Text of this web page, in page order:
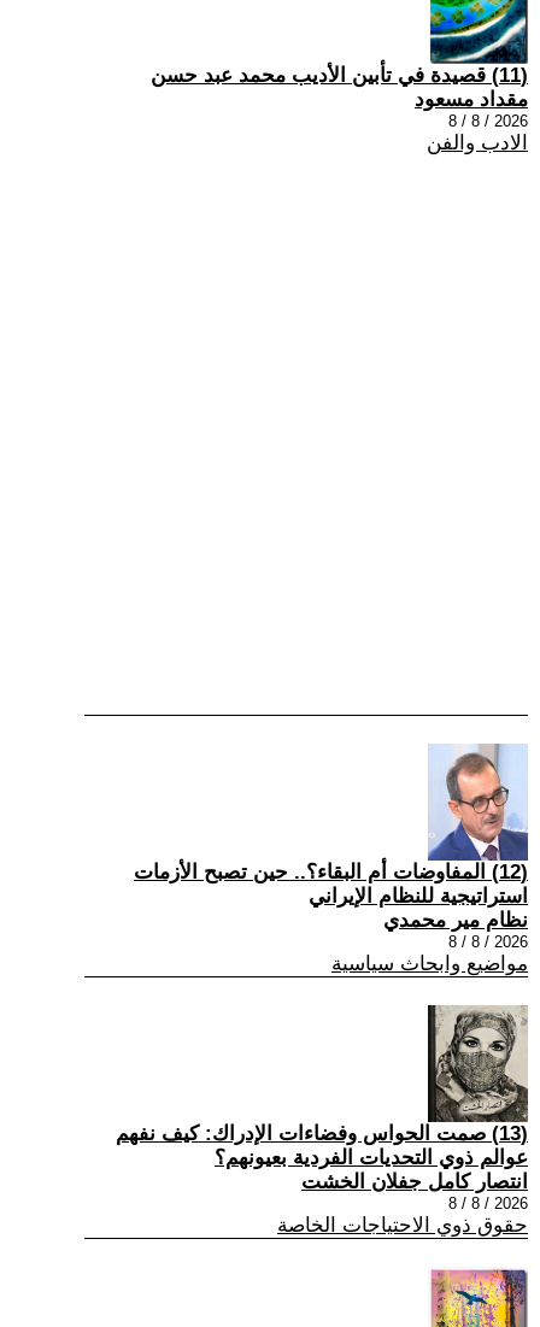
(11) قصيدة في تأبين الأديب محمد عبد حسن
مقداد مسعود
2026 / 8 / 8
الادب والفن
(12) المفاوضات أم البقاء؟.. حين تصبح الأزمات
استراتيجية للنظام الإيراني
نظام مير محمدي
2026 / 8 / 8
مواضيع وابحاث سياسية
(13) صمت الحواس وفضاءات الإدراك: كيف نفهم
عوالم ذوي التحديات الفردية بعيونهم؟
انتصار كامل جفلان الخشت
2026 / 8 / 8
حقوق ذوي الاحتياجات الخاصة